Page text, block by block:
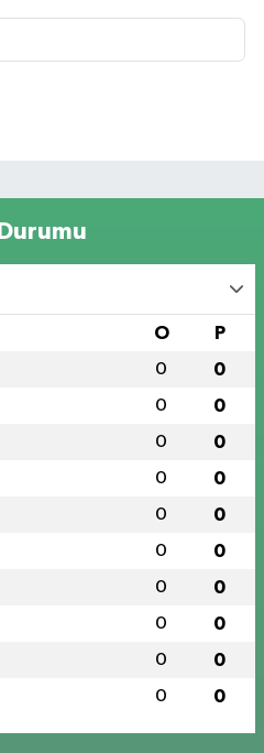
O P
0 0
0 0
0 0
0 0
0 0
0 0
0 0
0 0
0 0
0 0